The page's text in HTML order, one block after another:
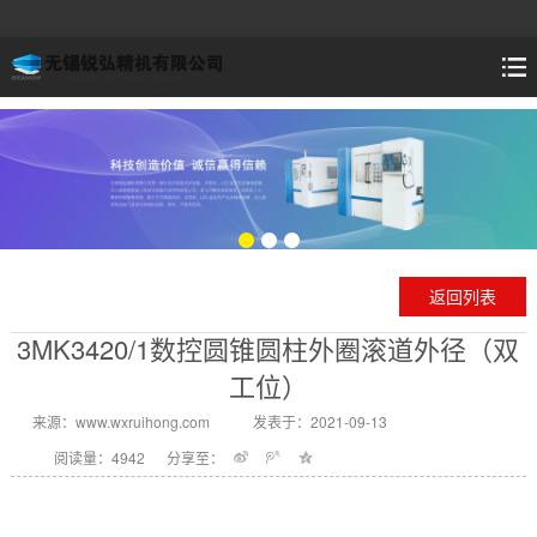
返回列表
3MK3420/1数控圆锥圆柱外圈滚道外径（双
工位）
来源：www.wxruihong.com
发表于：2021-09-13
阅读量：4942
分享至：